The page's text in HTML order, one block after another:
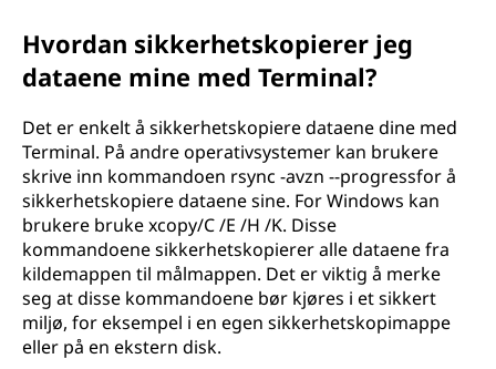
Hvordan sikkerhetskopierer jeg
dataene mine med Terminal?
Det er enkelt å sikkerhetskopiere dataene dine med
Terminal. På andre operativsystemer kan brukere
skrive inn kommandoen rsync -avzn --progressfor å
sikkerhetskopiere dataene sine. For Windows kan
brukere bruke xcopy/C /E /H /K. Disse
kommandoene sikkerhetskopierer alle dataene fra
kildemappen til målmappen. Det er viktig å merke
seg at disse kommandoene bør kjøres i et sikkert
miljø, for eksempel i en egen sikkerhetskopimappe
eller på en ekstern disk.